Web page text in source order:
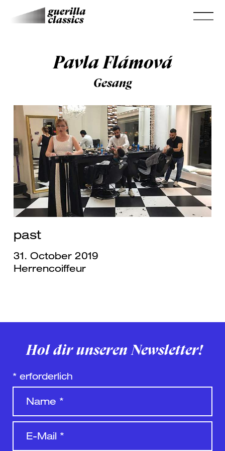
Pavla Flámová
Gesang
past
31. October 2019
Herrencoiffeur
Hol dir unseren Newsletter!
* erforderlich